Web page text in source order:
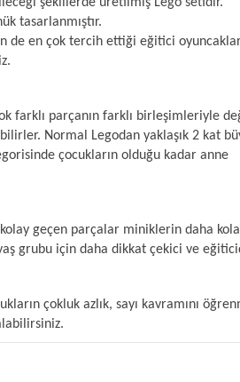
tasarlanmıştır.
de en çok tercih ettiği eğitici
farklı parçanın farklı birleşimleriyle
Normal Legodan yaklaşık 2 kat
çocukların olduğu kadar anne
geçen parçalar miniklerin daha
grubu için daha dikkat çekici ve
çokluk azlık, sayı kavramını